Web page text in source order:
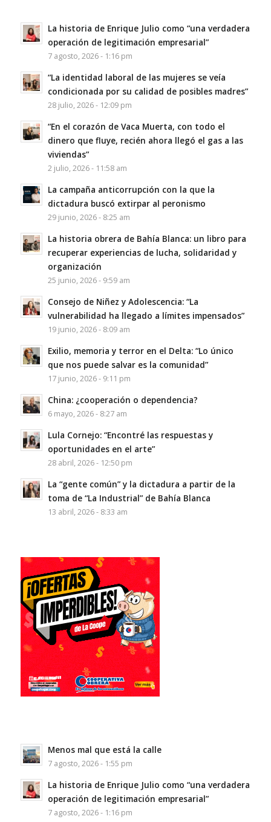
La historia de Enrique Julio como “una verdadera
operación de legitimación empresarial”
7 agosto, 2026 - 1:16 pm
“La identidad laboral de las mujeres se veía
condicionada por su calidad de posibles madres”
28 julio, 2026 - 12:09 pm
“En el corazón de Vaca Muerta, con todo el
dinero que fluye, recién ahora llegó el gas a las
viviendas”
2 julio, 2026 - 11:58 am
La campaña anticorrupción con la que la
dictadura buscó extirpar al peronismo
29 junio, 2026 - 8:25 am
La historia obrera de Bahía Blanca: un libro para
recuperar experiencias de lucha, solidaridad y
organización
25 junio, 2026 - 9:59 am
Consejo de Niñez y Adolescencia: “La
vulnerabilidad ha llegado a límites impensados”
19 junio, 2026 - 8:09 am
Exilio, memoria y terror en el Delta: “Lo único
que nos puede salvar es la comunidad”
17 junio, 2026 - 9:11 pm
China: ¿cooperación o dependencia?
6 mayo, 2026 - 8:27 am
Lula Cornejo: “Encontré las respuestas y
oportunidades en el arte”
28 abril, 2026 - 12:50 pm
La “gente común” y la dictadura a partir de la
toma de “La Industrial” de Bahía Blanca
13 abril, 2026 - 8:33 am
Menos mal que está la calle
7 agosto, 2026 - 1:55 pm
La historia de Enrique Julio como “una verdadera
operación de legitimación empresarial”
7 agosto, 2026 - 1:16 pm